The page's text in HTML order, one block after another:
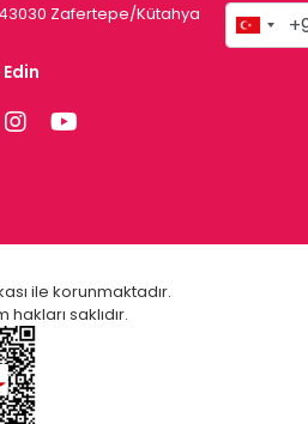
43030 Zafertepe/Kütahya
ile korunmaktadır.
saklıdır.